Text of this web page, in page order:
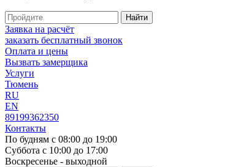
Заявка на расчёт
заказать бесплатный звонок
Оплата и цены
Вызвать замерщика
Услуги
Тюмень
RU
EN
89199362350
Контакты
По будням с 08:00 до 19:00
Суббота с 10:00 до 17:00
Воскресенье - выходной